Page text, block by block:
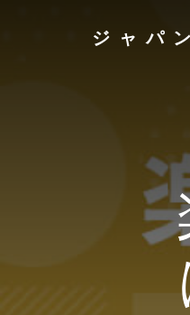
ジャパ